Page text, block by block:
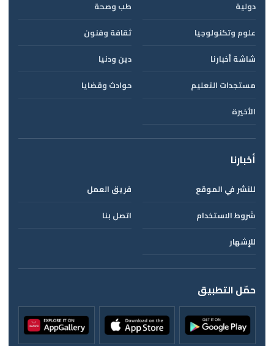
دولية
طب وصحة
علوم وتكنولوجيا
ثقافة وفنون
شاشة أخبارنا
دين ودنيا
مستجدات التعليم
حوادث وقضايا
الأخيرة
أخبارنا
للنشر في الموقع
فريق العمل
شروط الاستخدام
اتصل بنا
للإشهار
حمّل التطبيق